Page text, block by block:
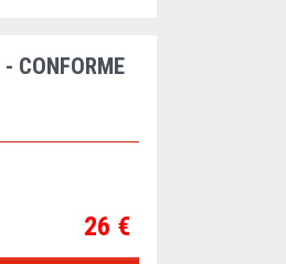
CONFORME
Prix
26 €